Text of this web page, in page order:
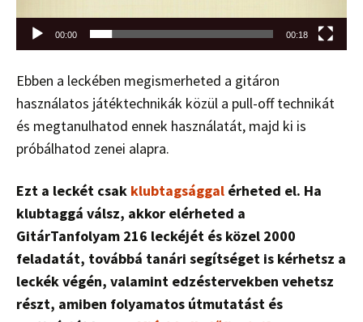
00:00 00:18
Ebben a leckében megismerheted a gitáron
használatos játéktechnikák közül a pull-off technikát
és megtanulhatod ennek használatát, majd ki is
próbálhatod zenei alapra.
Ezt a leckét csak klubtagsággal érheted el. Ha
klubtaggá válsz, akkor elérheted a
GitárTanfolyam 216 leckéjét és közel 2000
feladatát, továbbá tanári segítséget is kérhetsz a
leckék végén, valamint edzéstervekben vehetsz
részt, amiben folyamatos útmutatást és